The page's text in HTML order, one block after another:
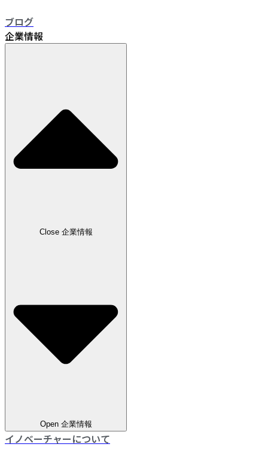
ブログ
企業情報
Close 企業情報
Open 企業情報
イノベーチャーについて